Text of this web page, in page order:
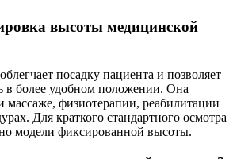
высоты медицинской
посадку пациента и позволяет
в более удобном положении. Она
массаже, физиотерапии, реабилитации
Для краткого стандартного осмотра
модели фиксированной высоты.